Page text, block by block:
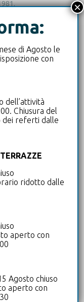
fino al 2001 e,
fisiatra presso
Tradate,
Andrea a
come libero
tra cui il
di
di
di
e
e
di Agosto le
con
dell’attività
Chiusura del
dei referti dalle
ridotto dalle
aperto con
Agosto chiuso
aperto con
×